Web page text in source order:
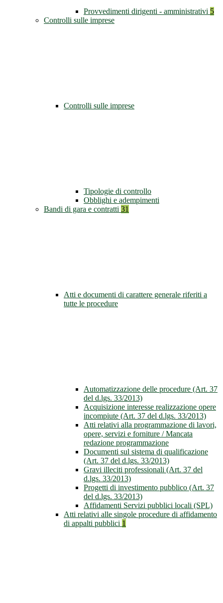
Provvedimenti dirigenti - amministrativi 5
Controlli sulle imprese
Controlli sulle imprese
Tipologie di controllo
Obblighi e adempimenti
Bandi di gara e contratti 31
Atti e documenti di carattere generale riferiti a
tutte le procedure
Automatizzazione delle procedure (Art. 37
del d.lgs. 33/2013)
Acquisizione interesse realizzazione opere
incompiute (Art. 37 del d.lgs. 33/2013)
Atti relativi alla programmazione di lavori,
opere, servizi e forniture / Mancata
redazione programmazione
Documenti sul sistema di qualificazione
(Art. 37 del d.lgs. 33/2013)
Gravi illeciti professionali (Art. 37 del
d.lgs. 33/2013)
Progetti di investimento pubblico (Art. 37
del d.lgs. 33/2013)
Affidamenti Servizi pubblici locali (SPL)
Atti relativi alle singole procedure di affidamento
di appalti pubblici 1